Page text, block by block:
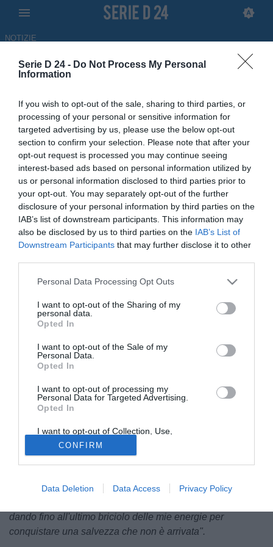
Serie D 24 - Do Not Process My Personal
Information
If you wish to opt-out of the sale, sharing to third parties, or
processing of your personal or sensitive information for
targeted advertising by us, please use the below opt-out
section to confirm your selection. Please note that after your
opt-out request is processed you may continue seeing
interest-based ads based on personal information utilized by
us or personal information disclosed to third parties prior to
your opt-out. You may separately opt-out of the further
disclosure of your personal information by third parties on the
IAB’s list of downstream participants. This information may
also be disclosed by us to third parties on the IAB’s List of
Downstream Participants that may further disclose it to other
Personal Data Processing Opt Outs
I want to opt-out of the Sharing of my
personal data.
Opted In
I want to opt-out of the Sale of my
Personal Data.
Opted In
I want to opt-out of processing my
Personal Data for Targeted Advertising.
Opted In
I want to opt-out of Collection, Use,
Retention, Sale, and/or Sharing of my
Personal Data that Is Unrelated with the
Purposes for which it was collected.
Opted Out
CONFIRM
Data Deletion Data Access Privacy Policy
NOTIZIE
Andrea Caponi annuncia
l'addio al Pontedera: "Mi hanno
detto che potevo trovare
un'altra squadra"
30.06.2026 12:47 di Filippo Rossi
Dopo le polemiche dell’ultimo periodo Andrea Caponi ha rilasciato
alcune dichiarazioni riguardante il suo addio al Pontedera
Sulle sue pagine social, Andrea Caponi ha rilasciato
alcune dichiarazioni sul suo futuro e sulle decisioni
intraprese nell'ultimo periodo relative al Pontedera.
trovare un'altra squadra. Il progetto è cambiato
tornato a Gennaio con una stretta di mano e una promessa
è una pugnalata nel petto. L'avevo immaginata diversa la
dando fino all'ultimo briciolo delle mie energie per
conquistare una salvezza che non è arrivata".